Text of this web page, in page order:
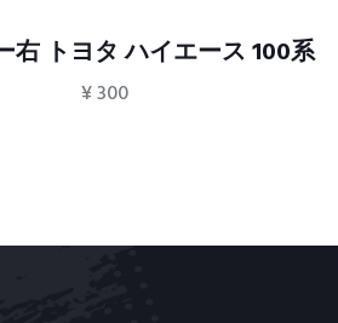
右 トヨタ ハイエース 100系
¥300